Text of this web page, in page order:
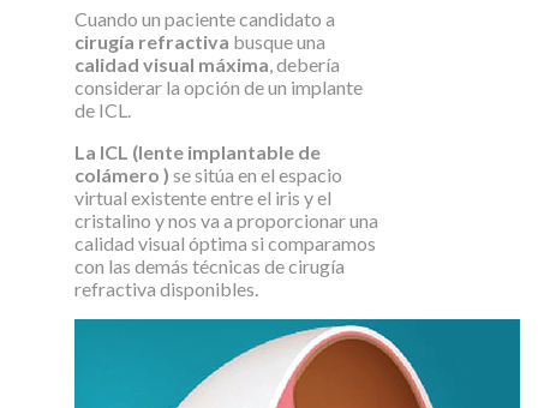
Cuando un paciente candidato a
cirugía refractiva busque una
calidad visual máxima, debería
considerar la opción de un implante
de ICL.
La ICL (lente implantable de
colámero ) se sitúa en el espacio
virtual existente entre el iris y el
cristalino y nos va a proporcionar una
calidad visual óptima si comparamos
con las demás técnicas de cirugía
refractiva disponibles.